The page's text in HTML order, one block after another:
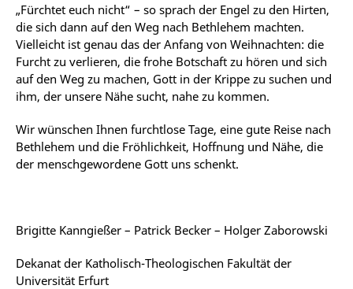
„Fürchtet euch nicht“ – so sprach der Engel zu den Hirten,
die sich dann auf den Weg nach Bethlehem machten.
Vielleicht ist genau das der Anfang von Weihnachten: die
Furcht zu verlieren, die frohe Botschaft zu hören und sich
auf den Weg zu machen, Gott in der Krippe zu suchen und
ihm, der unsere Nähe sucht, nahe zu kommen.
Wir wünschen Ihnen furchtlose Tage, eine gute Reise nach
Bethlehem und die Fröhlichkeit, Hoffnung und Nähe, die
der menschgewordene Gott uns schenkt.
Brigitte Kanngießer – Patrick Becker – Holger Zaborowski
Dekanat der Katholisch-Theologischen Fakultät der
Universität Erfurt